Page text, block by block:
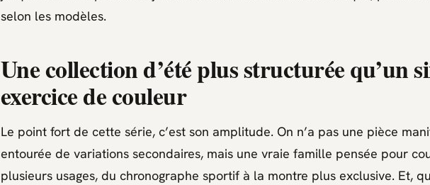
selon les modèles.
Une collection d’été plus structurée qu’un
exercice de couleur
Le point fort de cette série, c’est son amplitude. On n’a pas une pièce
entourée de variations secondaires, mais une vraie famille pensée pour
plusieurs usages, du chronographe sportif à la montre plus exclusive. Et,